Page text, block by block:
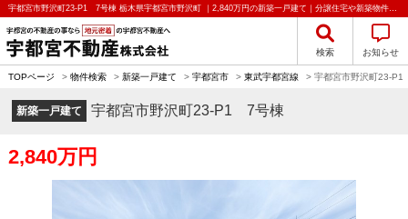
宇都宮市野沢町23-P1 7号棟 栃木県宇都宮市野沢町 ｜2,840万円の新築一戸建て｜分譲住宅や新築物件｜宇都宮不動産株式会社
検索 お知らせ
TOPページ > 物件検索 > 新築一戸建て > 宇都宮市 > 東武宇都宮線 > 宇都宮市野沢町23-
新築一戸建て 宇都宮市野沢町23-P1 7号棟
2,840万円